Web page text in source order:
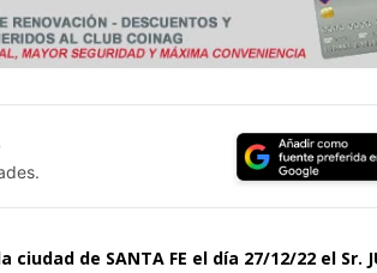
ciudad de SANTA FE el día 27/12/22 el Sr.